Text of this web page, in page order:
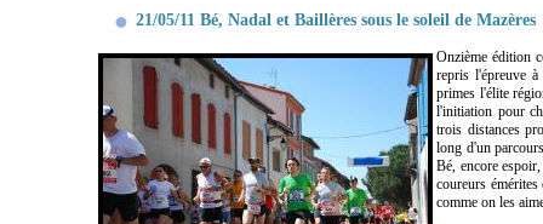
21/05/11 Bé, Nadal et Baillères sous le soleil de Mazères
Onzième édition
repris l'épreuve
primes l'élite
l'initiation pour
trois distances
long d'un
Bé, encore
coureurs
comme on les